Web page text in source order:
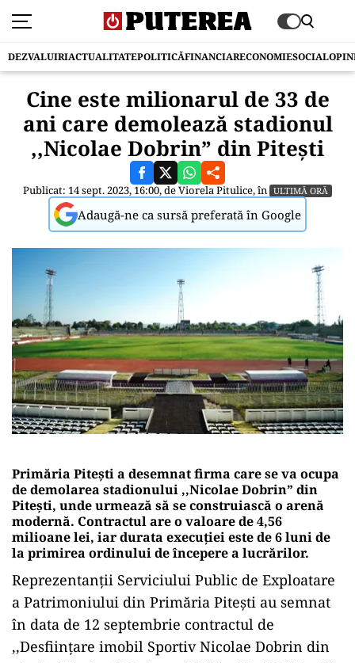
DEZVALUIRIACTUALITATEPOLITICĂFINANCIARECONOMIESOCIAL
Cine este milionarul de 33 de
ani care demolează stadionul
,,Nicolae Dobrin” din Pitești
Publicat: 14 sept. 2023, 16:00, deViorela Pitulice, în ULTIMĂ ORĂ
Adaugă-ne ca sursă preferată în Google
Primăria Pitești a desemnat firma care se va ocupa
de demolarea stadionului ,,Nicolae Dobrin” din
Pitești, unde urmează să se construiască o arenă
modernă. Contractul are o valoare de 4,56
milioane lei, iar durata execuției este de 6 luni de
la primirea ordinului de începere a lucrărilor.
Reprezentanții Serviciului Public de Exploatare
a Patrimoniului din Primăria Pitești au semnat
în data de 12 septembrie contractul de
,,Desființare imobil Sportiv Nicolae Dobrin din